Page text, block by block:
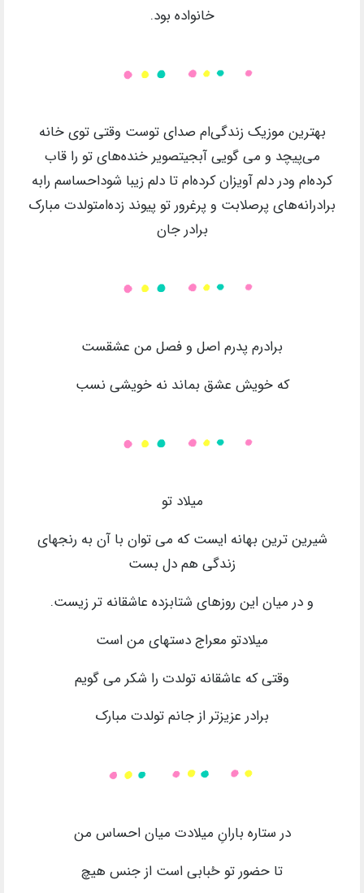
خانواده بود.
بهترین موزیک زندگی‌ام صدای توست وقتی توی خانه
می‌پیچد و می گویی آبجیتصویر خنده‌های‌ تو را قاب
کرده‌ام ودر دلم آویزان کرده‌ام تا دلم زیبا شوداحساسم رابه
برادرانه‌های‌ پرصلابت و پرغرور تو پیوند زده‌امتولدت مبارک
برادر جان
برادرم پدرم اصل و فصل من عشقست
که خویش عشق بماند نه خویشی نسب
میلاد تو
شیرین ترین بهانه ایست که می توان با آن به رنجهای
زندگی هم دل بست
و در میان این روزهای شتابزده عاشقانه تر زیست.
میلادتو معراج دستهای من است
وقتی که عاشقانه تولدت را شکر می گویم
برادر عزیزتر از جانم تولدت مبارک
در ستاره بارانِ میلادت میان احساس من
تا حضور تو حُبابی است از جنس هیچ